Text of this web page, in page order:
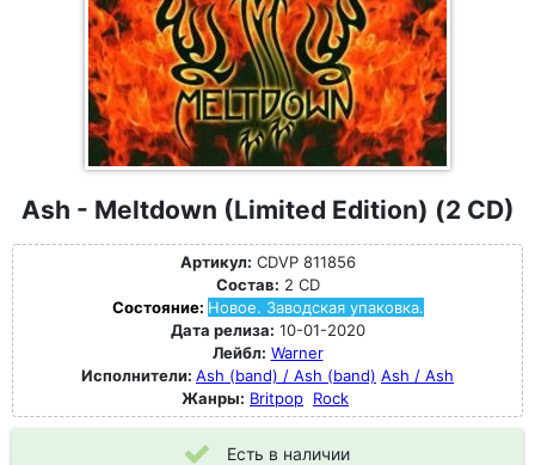
Ash - Meltdown (Limited Edition) (2 CD)
Артикул: CDVP 811856
Состав: 2 CD
Состояние: Новое. Заводская упаковка.
Дата релиза: 10-01-2020
Лейбл: Warner
Исполнители: Ash (band) / Ash (band) Ash / Ash
Жанры: Britpop Rock
Есть в наличии